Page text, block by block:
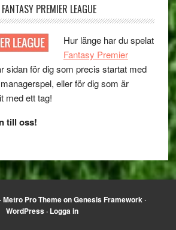
PREMIER LEAGUE
Hur länge har du spelat
Fantasy Premier
sidan för dig som precis startat med
eller för dig som är
med ett tag!
till oss!
Metro Pro ThemeonGenesis Framework·
WordPress· Logga in